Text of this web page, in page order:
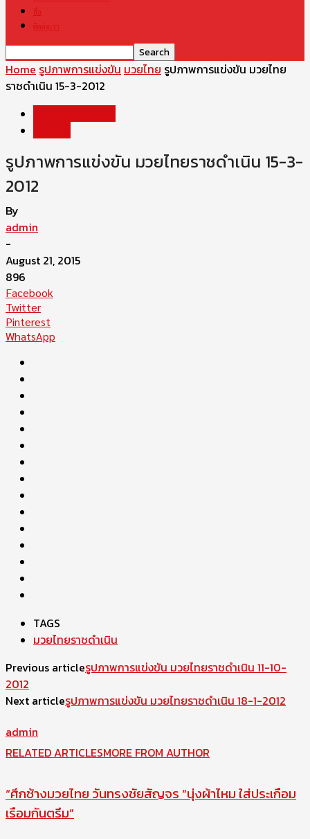
สื่อ
ติดต่อเรา
Home รูปภาพการแข่งขัน มวยไทย รูปภาพการแข่งขัน มวยไทย
ราชดำเนิน 15-3-2012
รูปภาพการแข่งขัน มวยไทยราชดำเนิน 15-3-
2012
By
admin
-
August 21, 2015
896
Facebook
Twitter
Pinterest
WhatsApp
TAGS
มวยไทยราชดำเนิน
Previous articleรูปภาพการแข่งขัน มวยไทยราชดำเนิน 11-10-
2012
Next articleรูปภาพการแข่งขัน มวยไทยราชดำเนิน 18-1-2012
admin
RELATED ARTICLESMORE FROM AUTHOR
“ศึกช้างมวยไทย วันทรงชัยสัญจร “นุ่งผ้าไหม ใส่ประเกือม
เรือมกันตรึม”